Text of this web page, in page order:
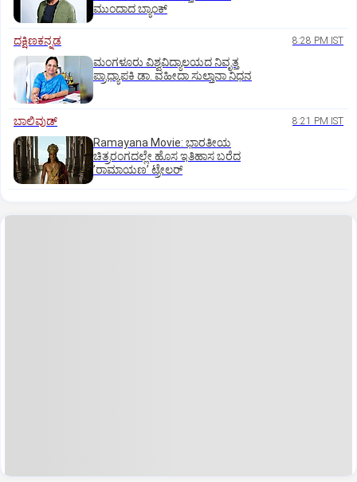
ಮುಂದಾದ ಬ್ಯಾಂಕ್
ದಕ್ಷಿಣಕನ್ನಡ 8:28 PM IST
ಮಂಗಳೂರು ವಿಶ್ವವಿದ್ಯಾಲಯದ ನಿವೃತ್ತ
ಪ್ರಾಧ್ಯಾಪಕಿ ಡಾ. ವಹೀದಾ ಸುಲ್ತಾನಾ ನಿಧನ
ಬಾಲಿವುಡ್‌ 8:21 PM IST
Ramayana Movie: ಭಾರತೀಯ
ಚಿತ್ರರಂಗದಲ್ಲೇ ಹೊಸ ಇತಿಹಾಸ ಬರೆದ
ʼರಾಮಾಯಣʼ ಟ್ರೇಲರ್